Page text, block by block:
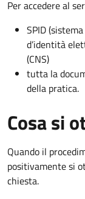
Per accedere al
SPID
d’identità
(CNS)
tutta la
della pratica.
Cosa si
Quando il
positivamente si
chiesta.